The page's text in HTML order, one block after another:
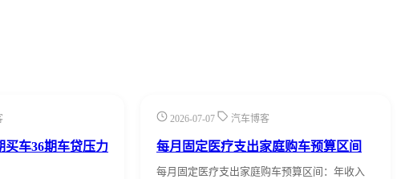
买车36期车贷压力
2026-07-07 汽车博客
每月固定医疗支出家庭购车预算区间
每月固定医疗支出家庭购车预算区间：年收入